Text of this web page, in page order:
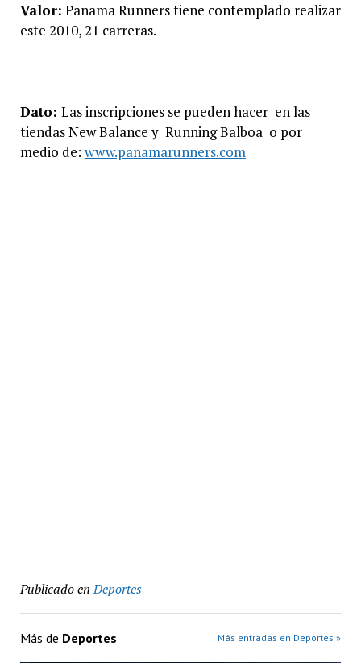
Valor: Panama Runners tiene contemplado realizar
este 2010, 21 carreras.
Dato: Las inscripciones se pueden hacer en las
tiendas New Balance y Running Balboa o por
medio de: www.panamarunners.com
Publicado en Deportes
Más de Deportes Más entradas en Deportes »